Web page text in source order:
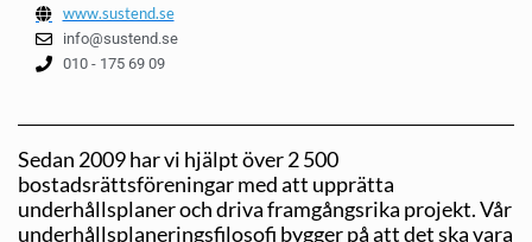
www.sustend.se
info@sustend.se
010 - 175 69 09
Sedan 2009 har vi hjälpt över 2 500
bostadsrättsföreningar med att upprätta
underhållsplaner och driva framgångsrika projekt. Vår
underhållsplaneringsfilosofi bygger på att det ska vara